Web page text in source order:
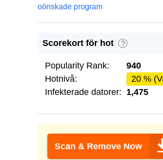
oönskade program
Scorekort för hot ?
Popularity Rank:
940
Hotnivå:
20 %
Infekterade datorer: 1,475
Scan & Remove Now